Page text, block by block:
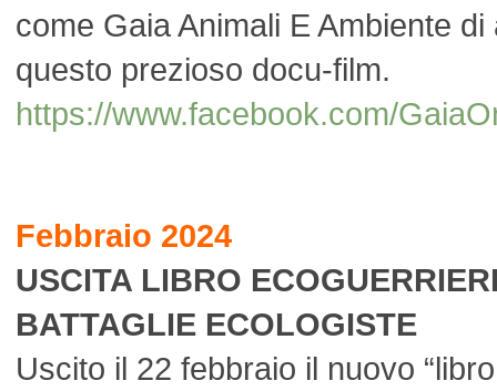
come Gaia Animali E Ambiente
questo prezioso docu-film.
https://www.facebook.com/
Febbraio 2024
USCITA LIBRO
BATTAGLIE ECOLOGISTE
Uscito il 22 febbraio il nuovo